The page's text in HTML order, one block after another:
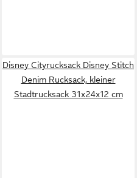
Disney Cityrucksack Disney Stitch
Denim Rucksack, kleiner
Stadtrucksack 31x24x12 cm